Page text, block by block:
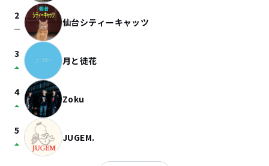
2
check_indeterminate_small 仙台シティーキャッツ
3
arrow_drop_up 月と徒花
4
arrow_drop_up Zoku
5
arrow_drop_up JUGEM.